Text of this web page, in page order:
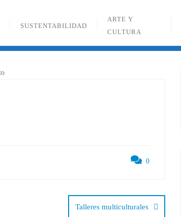
SUSTENTABILIDAD
ARTE Y
CULTURA
0
Talleres multiculturales